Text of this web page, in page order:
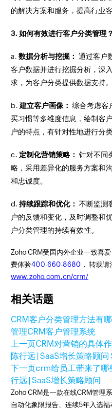
的解决方案和服务，提高行业
3. 如何有效进行客户分类管理？
a.数据分析与挖掘： 通过客户
客户数据并进行挖掘分析，深
求，为客户分类提供数据支持。
b.建立客户画像： 综合考虑客
买习惯等多维度信息，绘制客
户的特点，有针对性地进行分类
c. 定制化营销策略： 针对不同
略，采用差异化的服务方案和
和忠诚度。
d.持续跟踪和优化： 不断监测
户的反馈和变化，及时调整和
户分类管理的持续有效性。
Zoho CRM受国内外企业一致喜
费体验400-660-8680 ， 转载
www.zoho.com.cn/crm/
相关话题
CRM客户分类管理方法有
管理CRM客户管理系统
上一页CRM对营销的具体
陈行远 | SaaS增长策略顾问
下一页crm给员工带来了哪
行远 | SaaS增长策略顾问
Zoho CRM是一款在线CRM管理
自动化象限报告、连续5年入选